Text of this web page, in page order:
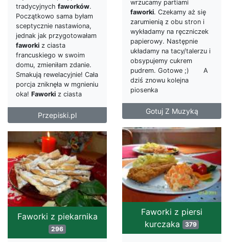
tradycyjnych faworków.
Początkowo sama byłam
sceptycznie nastawiona,
jednak jak przygotowałam
faworki z ciasta
francuskiego w swoim
domu, zmieniłam zdanie.
Smakują rewelacyjnie! Cała
porcja zniknęła w mgnieniu
oka! Faworki z ciasta
Przepiski.pl
wrzucamy partiami
faworki. Czekamy aż się
zarumienią z obu stron i
wykładamy na ręczniczek
papierowy. Następnie
układamy na tacy/talerzu i
obsypujemy cukrem
pudrem. Gotowe ;) A
dziś znowu kolejna
piosenka
Gotuj Z Muzyką
Faworki z piersi
kurczaka
379
Faworki z piekarnika
296